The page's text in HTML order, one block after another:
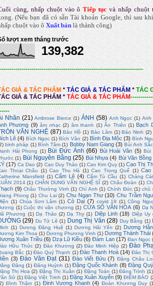
cùng, nhấp chuột vào ô Tiếp tục và nhấp
(Nếu bạn đã có sẵn Tài khoản Google, thì sau
chuột vào ô Xuất bảnlà thành công)
lượt xem tháng trước
139,382
GIẢ & TÁC PHẨM * TÁC GIẢ & TÁC PHẨM * TÁC
GIẢ & TÁC PHẨM * TÁC GIẢ & TÁC PHẨM
Nhân (21) Ambrose Bierce (1) ẢNH (58) Anh Ngọc (1) Anh
Phương (9) âm nhạc (2) âm thanh (1) Ân Thiên (1) Bạch
VĂN NGHỆ (87) Bảo Hồ (1) Bảo Lâm (1) Bảo Ninh (2)
Lê (4) Bích Ngọc (1) Bích Vân (2) Bình Địa Mộc (3) Bình
binh pháp (1) Bình Tâm (1) Bobby Nam Giang (3) Bùi Anh Sắc
Hải Phong (1) Bùi Đức Ánh (66) Bùi Hoài Vân (5) Bùi
(1) Bùi Nguyên Bằng (25) Bùi Nhựa (4) Bùi Văn Bồng
(17) Ca Dao (2) Cao Duy Thảo (1) Cao Kim Quy (1) Cao Thị
Thoại Châu
(1) Cao Thu Hà (1) Cao Trọng Quế (1) Cao
Mansfield (1) Cẩm Lệ (4) Cẩm Tú Cầu (1) Chàng
2014 (1) CHÂN DUNG VĂN NGHỆ SĨ (2) Châu Đoàn (1)
(9) Châu Thường Vinh (1) Chí Anh (1) Chính Đức (1) chủ
Phong (1) Chu Lai (2) Chu Ngạn Thư (10) Chu Trầm
(1) Chúa Sơn Lâm (1) Cỏ Dại (7) covid 19 (1) Công
(1) Cuộc thi văn chương (1) CỬA SỔ VĂN HÓA (6) Dạ
Phương (1) Dạ Thảo (2) Dạ Thy (1) Diệp Linh (18) Diệp Uy
(29) Du Tử Lê (1) Dung Thị Vân (28) Duy Bằng (1)
(1) Dương Đăng Huệ (1) Dương Hải Yến (2) Dương
Kim Thoa (1) Dương Phương Vinh (1) Dương Thành Thái
Xuân Triều (6) Dzạ Lữ Kiều (6) Đàm Lan (17) Đan Ngọc
Hữu Thức (2) Đào Khương (2) Đào Minh Hiệp (2) Đào
Bắc (1) Đào Quý Thạnh (1) Đào Thanh Hoà (14) Đào Thị
(3) Đào Văn Đạt (31) Đào Viết Bửu (7) Đặng Châu
Đăng (1) Đăng Huỳnh (1) Đặng Quốc Khánh (8) Đặng
Thị Hoa (2) Đặng Thị Xuân (1) Đặng Toán (1) Đăng Trình (1)
Sử (1) Đặng Việt Trinh (1) Đặng Xuân Xuyến (9) ĐIỂM BÁO
Đình Thậm (1) Đinh Vương Khanh (4) Đoàn Khương Duy